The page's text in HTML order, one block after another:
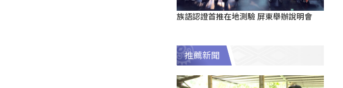
族語認證首推在地測驗 屏東舉辦說明會
推薦新聞